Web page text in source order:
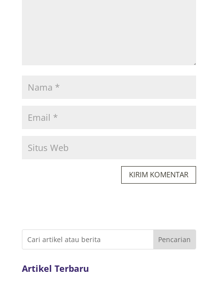
KIRIM KOMENTAR
Artikel Terbaru